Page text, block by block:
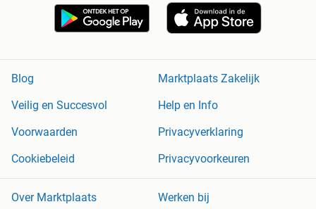
Blog
Marktplaats Zakelijk
Veilig en Succesvol
Help en Info
Voorwaarden
Privacyverklaring
Cookiebeleid
Privacyvoorkeuren
Over Marktplaats Werken bij